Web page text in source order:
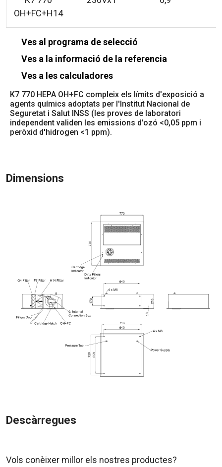
OH+FC+H14
Ves al programa de selecció
Ves a la informació de la referencia
Ves a les calculadores
K7 770 HEPA OH+FC compleix els límits d'exposició a
agents químics adoptats per l'Institut Nacional de
Seguretat i Salut INSS (les proves de laboratori
independent validen les emissions d'ozó <0,05 ppm i
peròxid d'hidrogen <1 ppm).
Dimensions
Descàrregues
Vols conèixer millor els nostres productes?